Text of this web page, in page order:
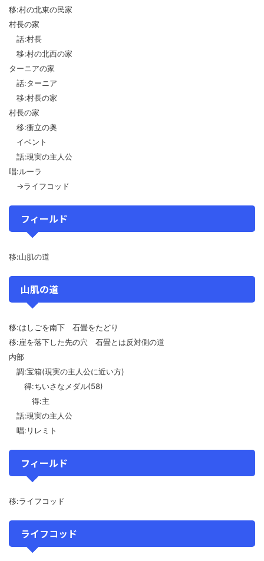
移:村の北東の民家
村長の家
話:村長
移:村の北西の家
ターニアの家
話:ターニア
移:村長の家
村長の家
移:衝立の奥
イベント
話:現実の主人公
唱:ルーラ
→ライフコッド
フィールド
移:山肌の道
山肌の道
移:はしごを南下 石畳をたどり
移:崖を落下した先の穴 石畳とは反対側の道
内部
調:宝箱(現実の主人公に近い方)
得:ちいさなメダル(58)
得:主
話:現実の主人公
唱:リレミト
フィールド
移:ライフコッド
ライフコッド